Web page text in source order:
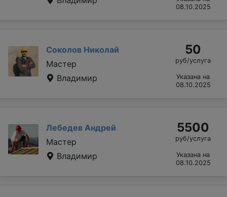
08.10.2025
Соколов Николай
Мастер
Владимир
50
руб/услуга
Указана на
08.10.2025
Лебедев Андрей
Мастер
Владимир
5500
руб/услуга
Указана на
08.10.2025